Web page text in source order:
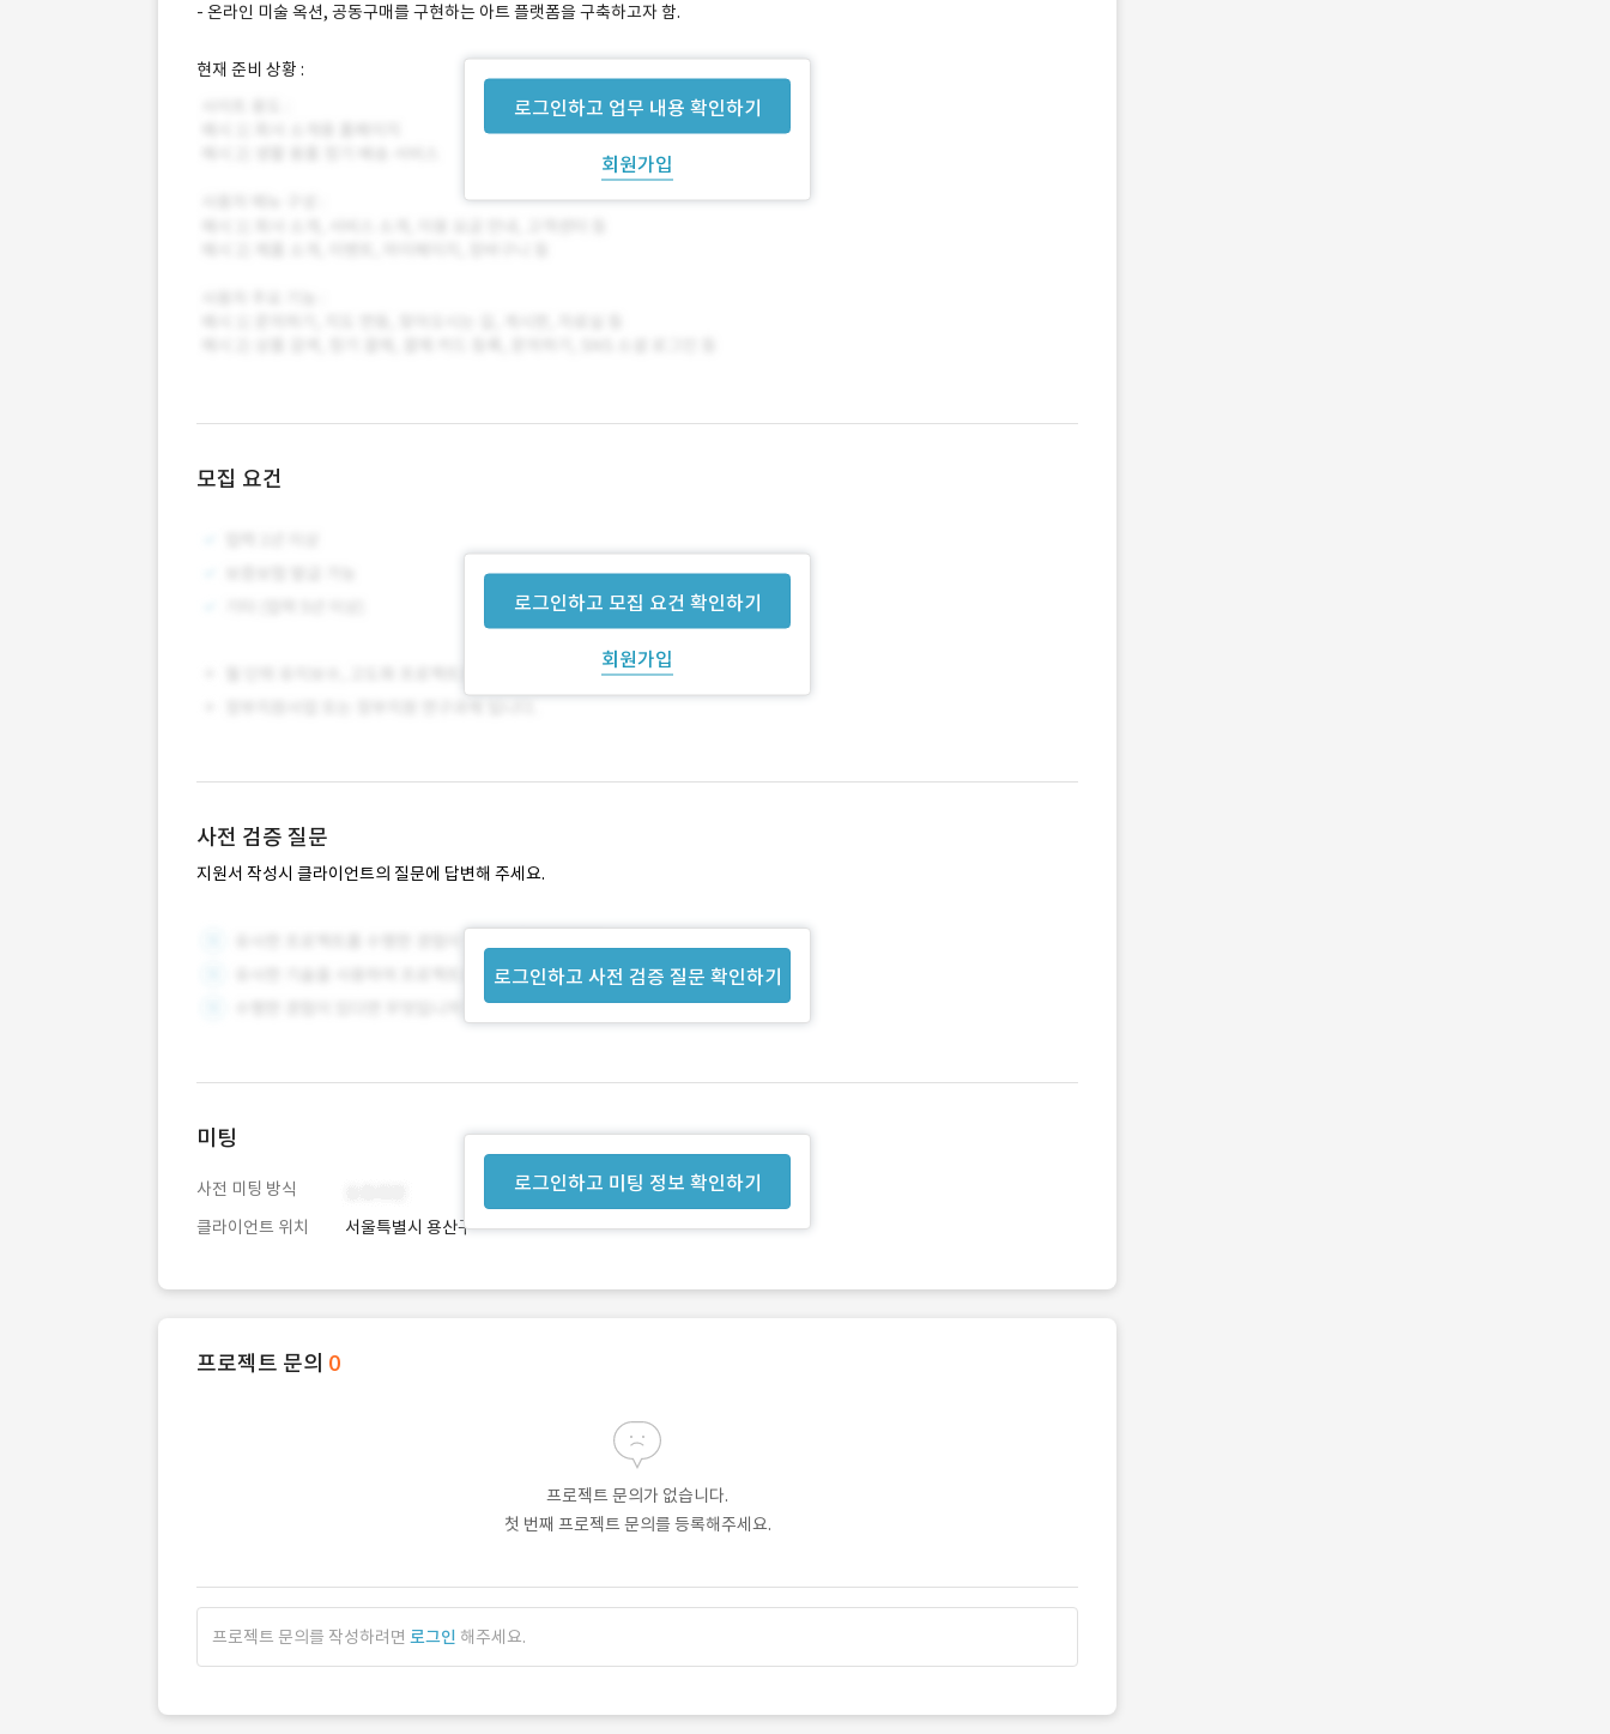
로그인하고 업무 내용 확인하기
회원가입
- 온라인 미술 옥션, 공동구매를 구현하는 아트 플랫폼을 구축하고자 함.
현재 준비 상황 :
모집 요건
로그인하고 모집 요건 확인하기
회원가입
사전 검증 질문
지원서 작성시 클라이언트의 질문에 답변해 주세요.
로그인하고 사전 검증 질문 확인하기
로그인하고 미팅 정보 확인하기
미팅
사전 미팅 방식
클라이언트 위치
서울특별시 용산구
프로젝트 문의 0
프로젝트 문의가 없습니다.
첫 번째 프로젝트 문의를 등록해주세요.
프로젝트 문의를 작성하려면 로그인 해주세요.